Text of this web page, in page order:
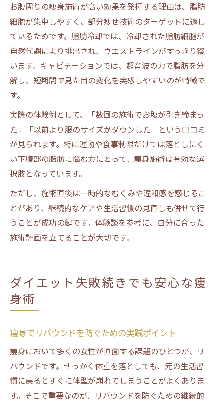
お腹周りの痩身施術が高い効果を発揮する理由は、脂肪
細胞が集中しやすく、部分痩せ技術のターゲットに適し
ているためです。脂肪冷却では、冷却された脂肪細胞が
自然代謝により排出され、ウエストラインがすっきり整
います。キャビテーションでは、超音波の力で脂肪を分
解し、短期間で見た目の変化を実感しやすいのが特徴で
す。
実際の体験例として、「数回の施術でお腹が引き締まっ
た」「以前より服のサイズがダウンした」という口コミ
が見られます。特に運動や食事制限だけでは落としにく
い下腹部の脂肪に悩む方にとって、痩身施術は有効な選
択肢となっています。
ただし、施術直後は一時的なむくみや違和感を感じるこ
とがあり、継続的なケアや生活習慣の見直しも併せて行
うことが成功の鍵です。体験談を参考に、自分に合った
施術計画を立てることが大切です。
ダイエット失敗続きでも安心な痩
身術
痩身でリバウンドを防ぐための実践ポイント
痩身において多くの女性が直面する課題のひとつが、リ
バウンドです。せっかく体重を落としても、元の生活習
慣に戻るとすぐに体型が崩れてしまうことがよくありま
す。そこで重要なのが、リバウンドを防ぐための継続的